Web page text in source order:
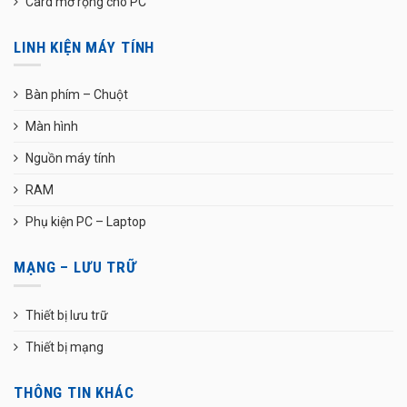
LINH KIỆN MÁY TÍNH
Bàn phím – Chuột
Màn hình
Nguồn máy tính
RAM
Phụ kiện PC – Laptop
MẠNG – LƯU TRỮ
Thiết bị lưu trữ
Thiết bị mạng
THÔNG TIN KHÁC